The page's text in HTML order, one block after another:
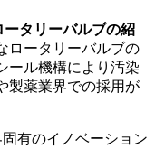
タリーバルブの紹
ロータリーバルブの
ール機構により汚染
製薬業界での採用が
有のイノベーション